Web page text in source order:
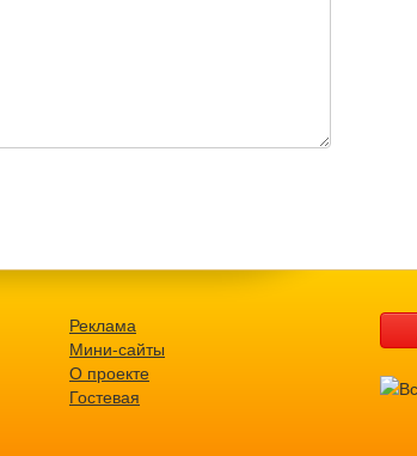
Реклама
Мини-сайты
О проекте
Гостевая